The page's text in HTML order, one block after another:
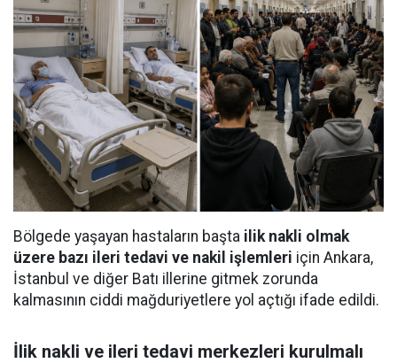
Bölgede yaşayan hastaların başta ilik nakli olmak
üzere bazı ileri tedavi ve nakil işlemleri için Ankara,
İstanbul ve diğer Batı illerine gitmek zorunda
kalmasının ciddi mağduriyetlere yol açtığı ifade edildi.
İlik nakli ve ileri tedavi merkezleri kurulmalı